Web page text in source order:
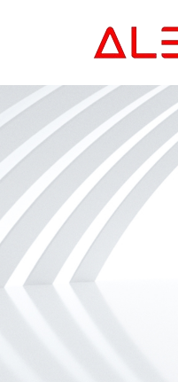
Новости
О Hас
Контакты